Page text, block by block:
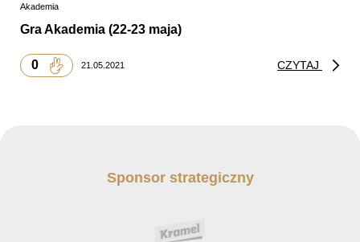
Akademia
Gra Akademia (22-23 maja)
0 21.05.2021 CZYTAJ
Sponsor strategiczny